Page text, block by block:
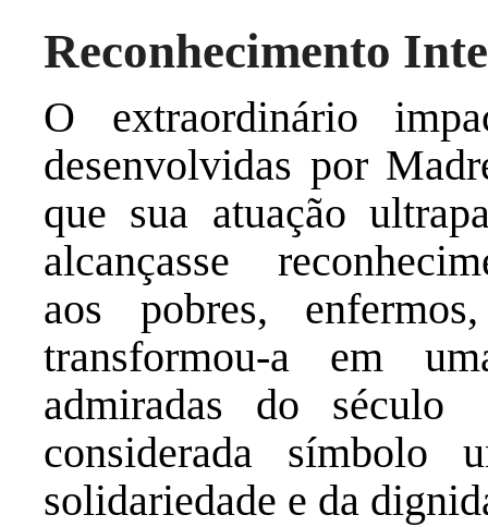
Reconhecimento
O extraordinário
desenvolvidas por
que sua atuação
alcançasse
aos pobres,
transformou-a em
admiradas do século
considerada símbolo
solidariedade e da